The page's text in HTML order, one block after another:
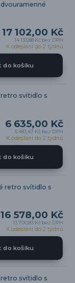
17 102,00 Kč
14 133,88 Kč bez DPH
K odeslání do 2 týdnů
do košíku
retro svítidlo s
6 635,00 Kč
5 483,47 Kč bez DPH
K odeslání do 2 týdnů
do košíku
retro svítidlo s
16 578,00 Kč
13 700,83 Kč bez DPH
K odeslání do 2 týdnů
do košíku
retro svítidlo s